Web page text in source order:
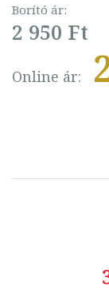
Borító ár:
2 950 Ft
Online ár: